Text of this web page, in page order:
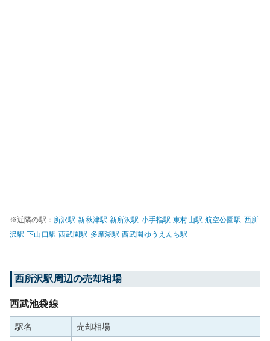
※近隣の駅： 所沢駅 新秋津駅 新所沢駅 小手指駅 東村山駅 航空公園駅 西所
沢駅 下山口駅 西武園駅 多摩湖駅 西武園ゆうえんち駅
西所沢駅周辺の売却相場
西武池袋線
駅名 売却相場